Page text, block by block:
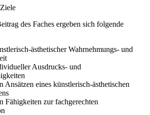
des Faches ergeben sich folgende
ästhetischer Wahrnehmungs- und
Ausdrucks- und
Ansätzen eines künstlerisch-ästhetischen
Fähigkeiten zur fachgerechten